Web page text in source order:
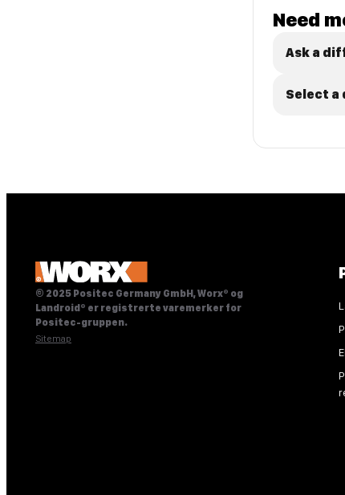
Need
Ask a
Select
© 2025 Positec Germany GmbH, Worx® og
Landroid® er registrerte varemerker for
Positec-gruppen.
Sitemap